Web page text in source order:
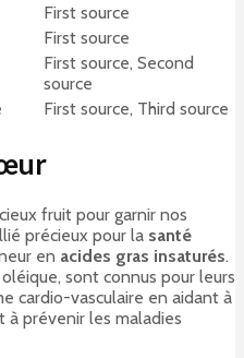
First source
First source
First source, Second
source
First source, Third source
fruit pour garnir nos
précieux pour la santé
en acides gras insaturés.
sont connus pour leurs
cardio-vasculaire en aidant à
prévenir les maladies